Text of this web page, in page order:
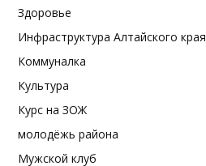
Здоровье
Инфраструктура Алтайского края
Коммуналка
Культура
Курс на ЗОЖ
молодёжь района
Мужской клуб